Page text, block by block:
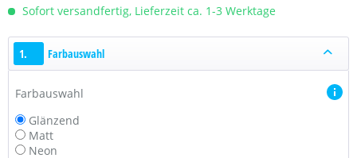
Sofort versandfertig, Lieferzeit ca. 1-3 Werktage
1. Farbauswahl
Farbauswahl
Glänzend
Matt
Neon